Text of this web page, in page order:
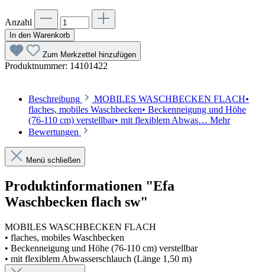
Anzahl
In den Warenkorb
Zum Merkzettel hinzufügen
Produktnummer: 14101422
Beschreibung
MOBILES WASCHBECKEN FLACH•
flaches, mobiles Waschbecken• Beckenneigung und Höhe
(76-110 cm) verstellbar• mit flexiblem Abwas… Mehr
Bewertungen
Menü schließen
Produktinformationen "Efa
Waschbecken flach sw"
MOBILES WASCHBECKEN FLACH
• flaches, mobiles Waschbecken
• Beckenneigung und Höhe (76-110 cm) verstellbar
• mit flexiblem Abwasserschlauch (Länge 1,50 m)